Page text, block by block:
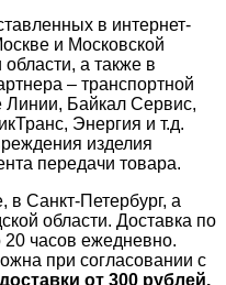
в интернет-
и Московской
а также в
– транспортной
Байкал Сервис,
Энергия и т.д.
изделия
передачи товара.
в Санкт-Петербург, а
области. Доставка по
20 часов ежедневно.
при согласовании с
от 300 рублей.